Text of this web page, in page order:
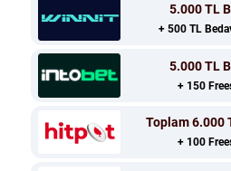
5.000 TL
+ 500 TL
5.000 TL
+ 150
Toplam 6.000
+ 100